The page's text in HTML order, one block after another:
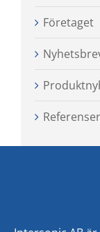
Företaget
Referenser